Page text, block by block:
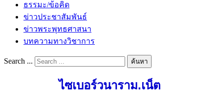
ธรรมะ/ข้อคิด
ข่าวประชาสัมพันธ์
ข่าวพระพุทธศาสนา
บทความทางวิชาการ
Search ... ค้นหา
ไซเบอร์วนาราม.เน็ต